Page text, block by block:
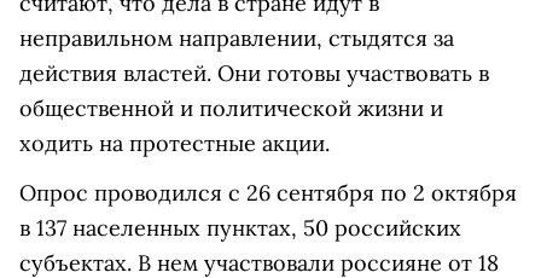
неправильном направлении, стыдятся за
действия властей. Они готовы участвовать в
общественной и политической жизни и
ходить на протестные акции.
Опрос проводился с 26 сентября по 2 октября
в 137 населенных пунктах, 50 российских
субъектах. В нем участвовали россияне от 18